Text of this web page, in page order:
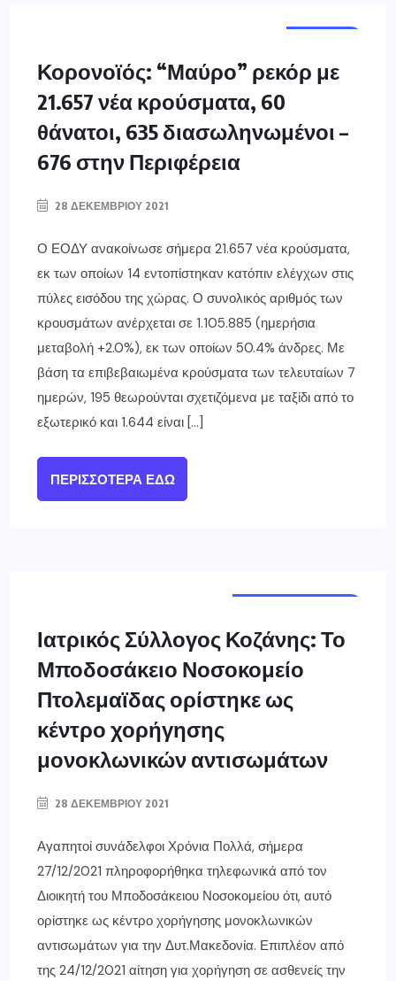
Κορονοϊός: “Μαύρο” ρεκόρ με
21.657 νέα κρούσματα, 60
θάνατοι, 635 διασωληνωμένοι –
676 στην Περιφέρεια
28 ΔΕΚΕΜΒΡΊΟΥ 2021
Ο ΕΟΔΥ ανακοίνωσε σήμερα 21.657 νέα κρούσματα,
εκ των οποίων 14 εντοπίστηκαν κατόπιν ελέγχων στις
πύλες εισόδου της χώρας. Ο συνολικός αριθμός των
κρουσμάτων ανέρχεται σε 1.105.885 (ημερήσια
μεταβολή +2.0%), εκ των οποίων 50.4% άνδρες. Με
βάση τα επιβεβαιωμένα κρούσματα των τελευταίων 7
ημερών, 195 θεωρούνται σχετιζόμενα με ταξίδι από το
εξωτερικό και 1.644 είναι […]
ΠΕΡΙΣΣΌΤΕΡΑ ΕΔΏ
Ιατρικός Σύλλογος Κοζάνης: Το
Μποδοσάκειο Νοσοκομείο
Πτολεμαϊδας ορίστηκε ως
κέντρο χορήγησης
μονοκλωνικών αντισωμάτων
28 ΔΕΚΕΜΒΡΊΟΥ 2021
Αγαπητοί συνάδελφοι Χρόνια Πολλά, σήμερα
27/12/2021 πληροφορήθηκα τηλεφωνικά από τον
Διοικητή του Μποδοσάκειου Νοσοκομείου ότι, αυτό
ορίστηκε ως κέντρο χορήγησης μονοκλωνικών
αντισωμάτων για την Δυτ.Μακεδονία. Επιπλέον από
της 24/12/2021 αίτηση για χορήγηση σε ασθενείς την